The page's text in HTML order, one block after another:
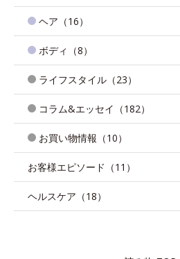
ヘア（16）
ボディ（8）
ライフスタイル（23）
コラム&エッセイ（182）
お買い物情報（10）
お客様エピソード（11）
ヘルスケア（18）